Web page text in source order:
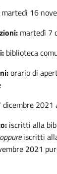
martedì 16
martedì 7
biblioteca
orario di
2021
iscritti alla
oppureiscritti
2021